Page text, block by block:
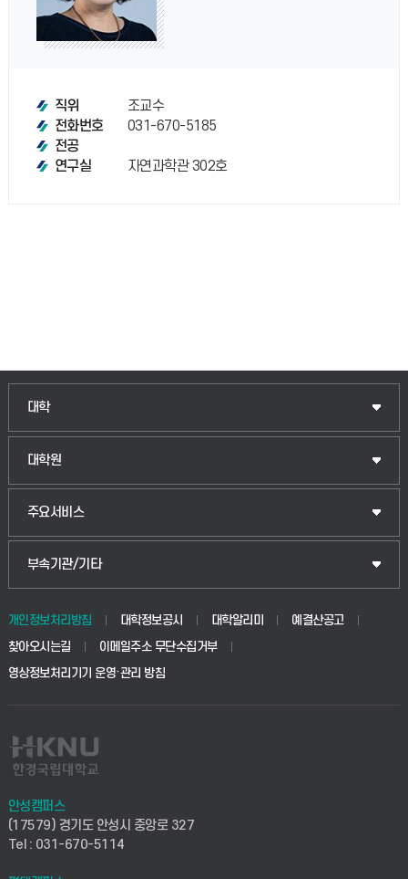
직위
조교수
전화번호
031-670-5185
전공
연구실
자연과학관 302호
대학
인문융합공공인재학부
법경영학부
생명공학부
사회안전시스템공학부
컴퓨터응용수학부
대학원
일반대학원
산업대학원
공공정책대학원
교육대학원
주요서비스
입학안내
웹메일
학사시스템(전문학사 및 전공심화)
사이버캠퍼스(전문학사 및 전공심화)
시설바로처리서비스
연구실안전관리시스템
부속기관/기타
중앙도서관
학생생활관(안성)
산학협력단
취업지원센터
창업지원센터
개인정보처리방침 대학정보공시 대학알리미
예결산공고
찾아오시는길
이메일주소 무단수집거부
영상정보처리기기 운영·관리 방침
안성캠퍼스
(17579) 경기도 안성시 중앙로 327
Tel : 031-670-5114